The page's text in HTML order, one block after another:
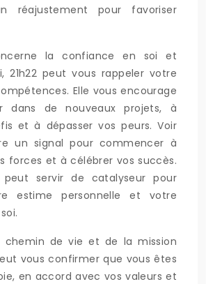
réajustement pour favoriser
la confiance en soi et
21h22 peut vous rappeler votre
Elle vous encourage
dans de nouveaux projets, à
et à dépasser vos peurs. Voir
un signal pour commencer à
forces et à célébrer vos succès.
peut servir de catalyseur pour
estime personnelle et votre
chemin de vie et de la mission
vous confirmer que vous êtes
en accord avec vos valeurs et